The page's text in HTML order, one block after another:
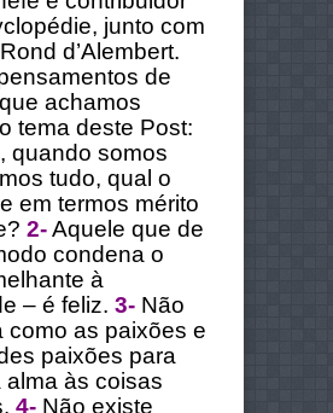
junto com
d’Alembert.
de
achamos
tema deste Post:
quando somos
tudo, qual o
em termos mérito
2-Aquele que de
condena o
à
– é feliz. 3- Não
como as paixões e
paixões para
alma às coisas
4- Não existe